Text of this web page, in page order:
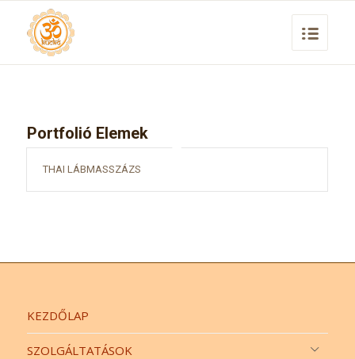
Portfolió Elemek
THAI LÁBMASSZÁZS
KEZDŐLAP
SZOLGÁLTATÁSOK